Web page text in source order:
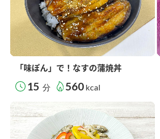
「味ぽん」で！なすの蒲焼丼
15 分 560 kcal